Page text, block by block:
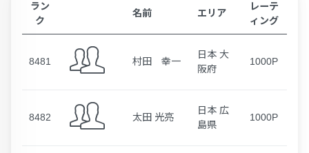
ラン
ク
名前 エリア
レーテ
ィング
8481 村田 幸一
日本 大
阪府
1000P
8482 太田 光亮
日本 広
島県
1000P